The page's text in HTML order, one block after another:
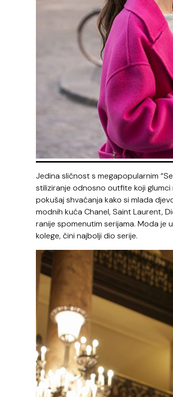
Jedina sličnost s megapopularnim
stiliziranje odnosno outfite koji glumci
pokušaj shvaćanja kako si mlada
modnih kuća Chanel, Saint Laurent,
ranije spomenutim serijama. Moda je
kolege, čini najbolji dio serije.